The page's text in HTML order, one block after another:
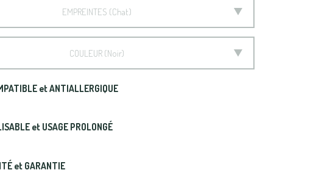
EMPREINTES Chat
COULEUR Noir
et ANTIALLERGIQUE
et USAGE PROLONGÉ
et GARANTIE